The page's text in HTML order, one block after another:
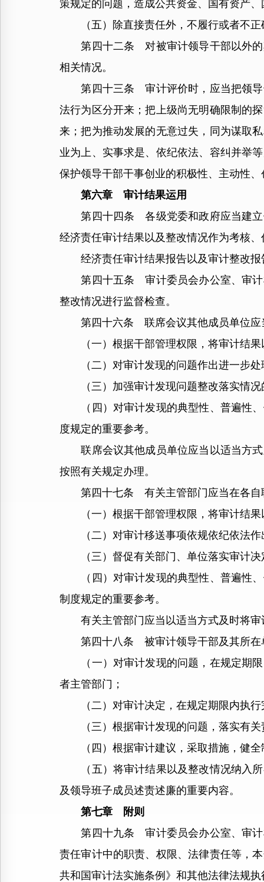
策规定的问题，造成公共资金、国有资产
（五）除直接责任外，不履行或者不正
第四十二条 对被审计领导干部以外的
相关情况。
第四十三条 审计评价时，应当把领导
法行为区分开来；把上级尚无明确限制的
来；把为推动发展的无意过失，同为谋取
业为上、实事求是、依纪依法、容纠并举
保护领导干部干事创业的积极性、主动性、
第六章 审计结果运用
第四十四条 各级党委和政府应当建立
经济责任审计结果以及整改情况作为考核
经济责任审计结果报告以及审计整改报
第四十五条 审计委员会办公室、审计
整改情况进行监督检查。
第四十六条 联席会议其他成员单位应
（一）根据干部管理权限，将审计结果
（二）对审计发现的问题作出进一步处
（三）加强审计发现问题整改落实情况
（四）对审计发现的典型性、普遍性、
度规定的重要参考。
联席会议其他成员单位应当以适当方式
按照有关规定办理。
第四十七条 有关主管部门应当在各自
（一）根据干部管理权限，将审计结果
（二）对审计移送事项依规依纪依法作
（三）督促有关部门、单位落实审计决
（四）对审计发现的典型性、普遍性、
制度规定的重要参考。
有关主管部门应当以适当方式及时将审
第四十八条 被审计领导干部及其所在
（一）对审计发现的问题，在规定期限
者主管部门；
（二）对审计决定，在规定期限内执行
（三）根据审计发现的问题，落实有关
（四）根据审计建议，采取措施，健全
（五）将审计结果以及整改情况纳入所
及领导班子成员述责述廉的重要内容。
第七章 附则
第四十九条 审计委员会办公室、审计
责任审计中的职责、权限、法律责任等，
共和国审计法实施条例》和其他法律法规执